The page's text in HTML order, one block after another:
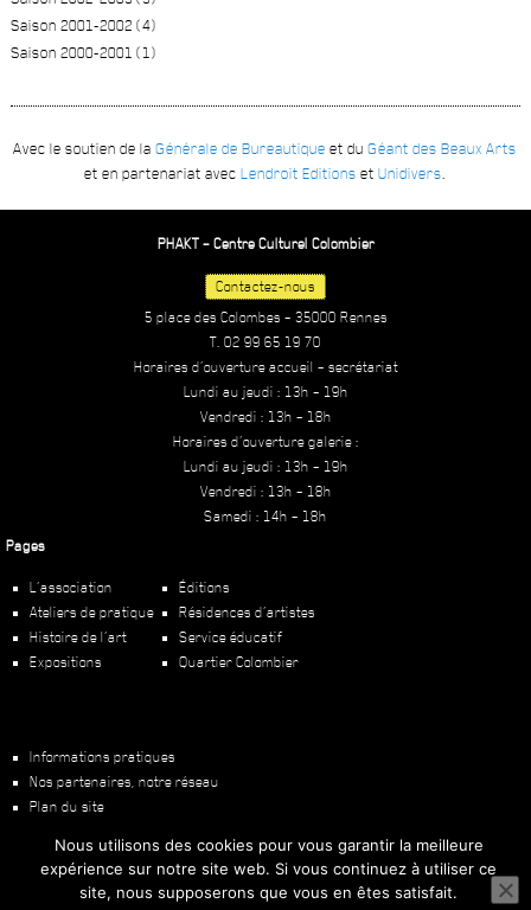
Saison 2001-2002 (4)
Saison 2000-2001 (1)
Avec le soutien de laGénérale de Bureautique et duGéant des Beaux Arts
et en partenariat avecLendroit Editions etUnidivers
PHAKT – Centre Culturel Colombier
Contactez-nous
5 place des Colombes – 35000 Rennes
T. 02 99 65 19 70
Horaires d’ouverture accueil – secrétariat
Lundi au jeudi : 13h – 19h
Vendredi : 13h – 18h
Horaires d’ouverture galerie :
Lundi au jeudi : 13h – 19h
Vendredi : 13h – 18h
Samedi : 14h – 18h
Pages
L’association
Ateliers de pratique
Histoire de l’art
Expositions
Éditions
Résidences d’artistes
Service éducatif
Quartier Colombier
Informations pratiques
Nos partenaires, notre réseau
Plan du site
2026 PHAKT – Centre Culturel Colombier Une création TOD.
Nous utilisons des cookies pour vous garantir la meilleure
expérience sur notre site web. Si vous continuez à utiliser ce
site, nous supposerons que vous en êtes satisfait.